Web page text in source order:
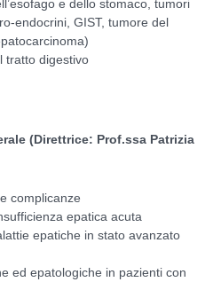
e dello stomaco, tumori
endocrini, GIST, tumore del
tratto digestivo
(Direttrice: Prof.ssa Patrizia
complicanze
epatica acuta
epatiche in stato avanzato
ed epatologiche in pazienti con